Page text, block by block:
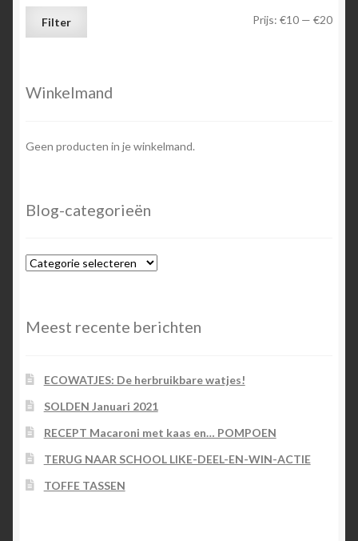
Min.
Max.
Filter Prijs: €10 — €20
Winkelmand
Geen producten in je winkelmand.
Blog-categorieën
Blog-
Meest recente berichten
ECOWATJES: De herbruikbare watjes!
SOLDEN Januari 2021
RECEPT Macaroni met kaas en… POMPOEN
TERUG NAAR SCHOOL LIKE-DEEL-EN-WIN-ACTIE
TOFFE TASSEN